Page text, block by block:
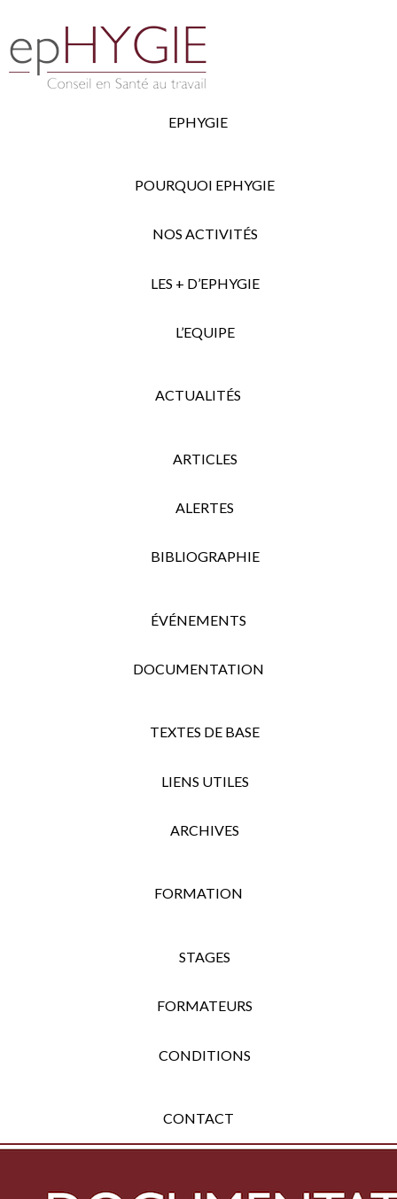
EPHYGIE
POURQUOI EPHYGIE
NOS ACTIVITÉS
LES + D’EPHYGIE
L’EQUIPE
ACTUALITÉS
ARTICLES
ALERTES
BIBLIOGRAPHIE
ÉVÉNEMENTS
DOCUMENTATION
TEXTES DE BASE
LIENS UTILES
ARCHIVES
FORMATION
STAGES
FORMATEURS
CONDITIONS
CONTACT